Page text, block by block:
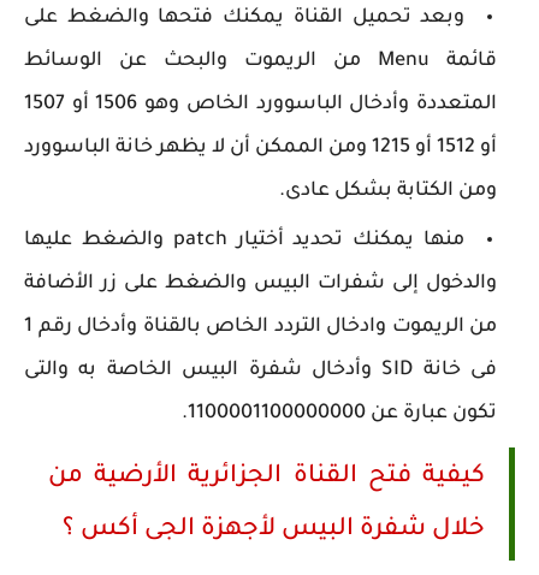
وبعد تحميل القناة يمكنك فتحها والضغط على
قائمة Menu من الريموت والبحث عن الوسائط
المتعددة وأدخال الباسوورد الخاص وهو 1506 أو 1507
أو 1512 أو 1215 ومن الممكن أن لا يظهر خانة الباسوورد
ومن الكتابة بشكل عادى.
منها يمكنك تحديد أختيار patch والضغط عليها
والدخول إلى شفرات البيس والضغط على زر الأضافة
من الريموت وادخال التردد الخاص بالقناة وأدخال رقم 1
فى خانة SID وأدخال شفرة البيس الخاصة به والتى
تكون عبارة عن 1100001100000000.
كيفية فتح القناة الجزائرية الأرضية من
خلال شفرة البيس لأجهزة الجى أكس ؟